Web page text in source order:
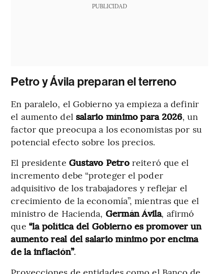
PUBLICIDAD
Petro y Ávila preparan el terreno
En paralelo, el Gobierno ya empieza a definir
el aumento del salario mínimo para 2026, un
factor que preocupa a los economistas por su
potencial efecto sobre los precios.
El presidente Gustavo Petroreiteró que el
incremento debe “proteger el poder
adquisitivo de los trabajadores y reflejar el
crecimiento de la economía”, mientras que el
ministro de Hacienda, Germán Ávila, afirmó
que “la política del Gobierno es promover un
aumento real del salario mínimo por encima
de la inflación”.